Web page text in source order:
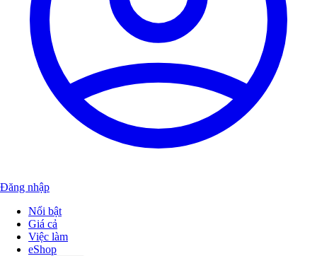
Đăng nhập
Nổi bật
Giá cả
Việc làm
eShop